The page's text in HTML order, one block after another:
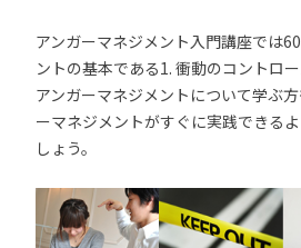
アンガーマネジメント入門講座では
ントの基本である1. 衝動のコントロ
アンガーマネジメントについて学ぶ
ーマネジメントがすぐに実践できる
しょう。